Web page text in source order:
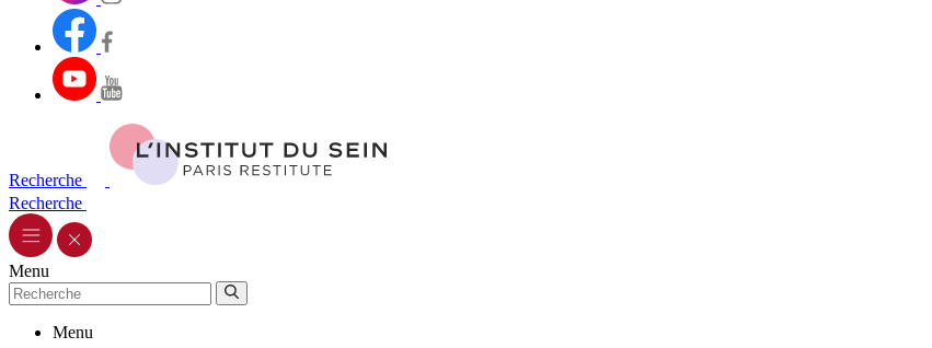
Recherche
Recherche
Menu
Menu